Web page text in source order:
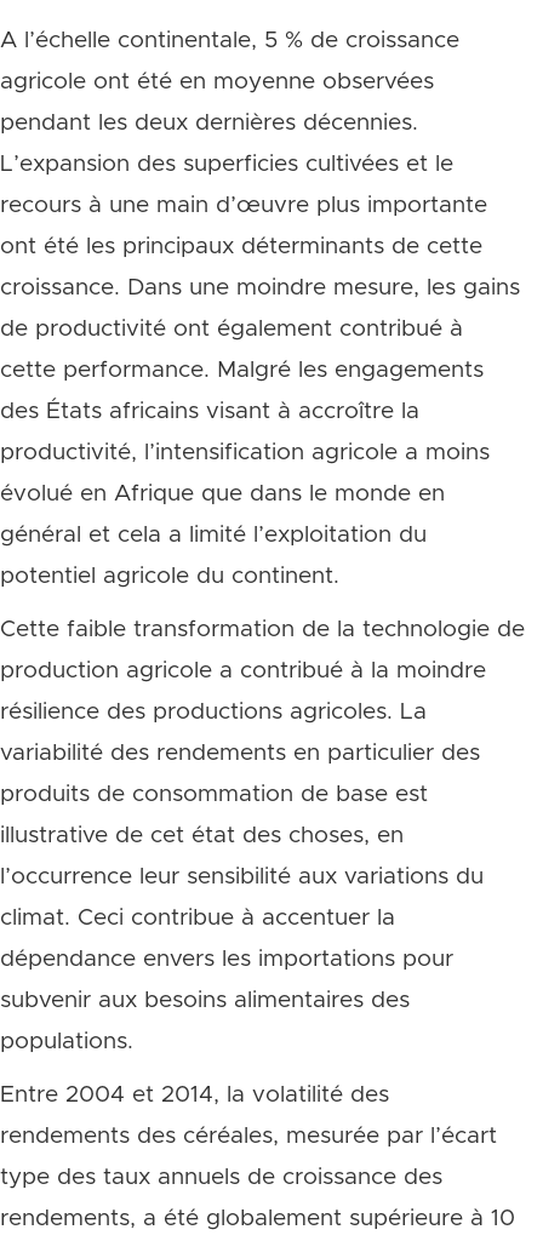
A l’échelle continentale, 5 % de croissance
agricole ont été en moyenne observées
pendant les deux dernières décennies.
L’expansion des superficies cultivées et le
recours à une main d’œuvre plus importante
ont été les principaux déterminants de cette
croissance. Dans une moindre mesure, les gains
de productivité ont également contribué à
cette performance. Malgré les engagements
des États africains visant à accroître la
productivité, l’intensification agricole a moins
évolué en Afrique que dans le monde en
général et cela a limité l’exploitation du
potentiel agricole du continent.
Cette faible transformation de la technologie de
production agricole a contribué à la moindre
résilience des productions agricoles. La
variabilité des rendements en particulier des
produits de consommation de base est
illustrative de cet état des choses, en
l’occurrence leur sensibilité aux variations du
climat. Ceci contribue à accentuer la
dépendance envers les importations pour
subvenir aux besoins alimentaires des
populations.
Entre 2004 et 2014, la volatilité des
rendements des céréales, mesurée par l’écart
type des taux annuels de croissance des
rendements, a été globalement supérieure à 10